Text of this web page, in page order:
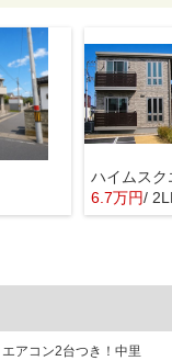
6.7万円/
エアコン2台つき！中里